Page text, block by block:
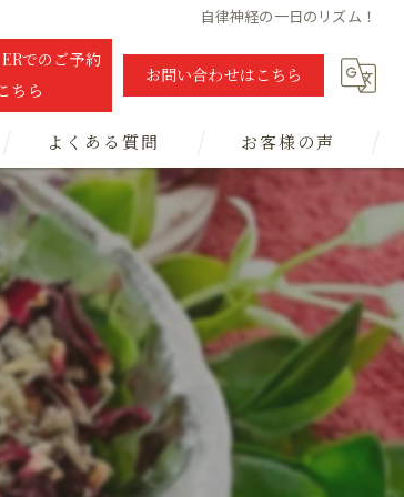
自律神経の一日のリズム！
でのご予約
ちら
お問い合わせはこちら
よくある質問 お客様の声